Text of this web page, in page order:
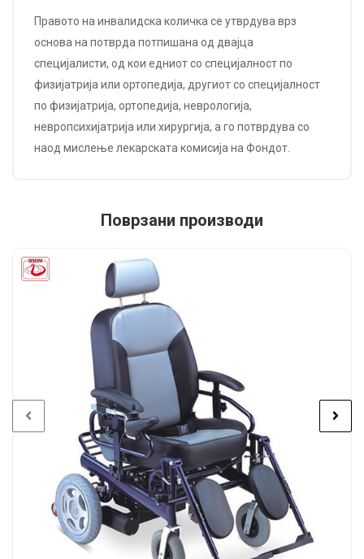
Правото на инвалидска количка се утврдува врз
основа на потврда потпишана од двајца
специјалисти, од кои едниот со специјалност по
физијатрија или ортопедија, другиот со специјалност
по физијатрија, ортопедија, неврологија,
невропсихијатрија или хирургија, а го потврдува со
наод мислење лекарската комисија на Фондот.
Поврзани производи